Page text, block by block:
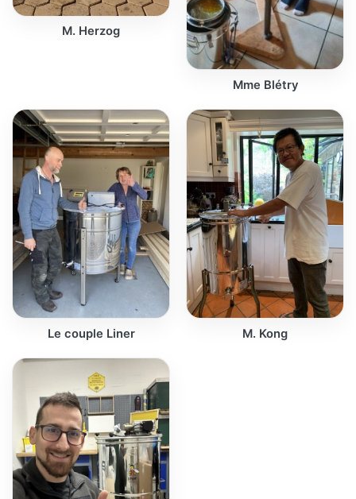
M. Herzog
Mme Blétry
Le couple Liner M. Kong